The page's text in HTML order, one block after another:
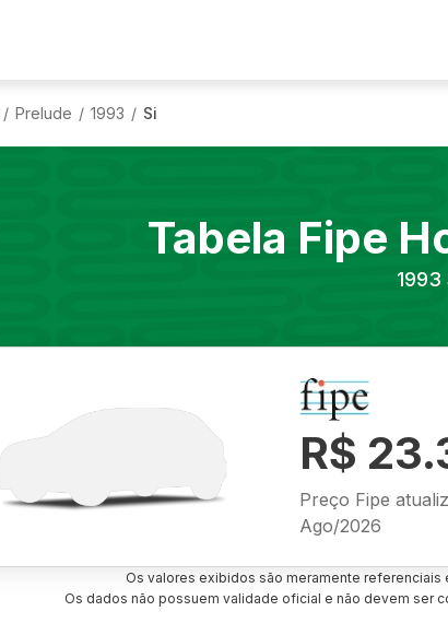
/ Prelude / 1993 / Si
Tabela Fipe
1993
R$
Preço Fipe
Ago/2026
Os valores exibidos são meramente
Os dados não possuem validade oficial e não devem ser